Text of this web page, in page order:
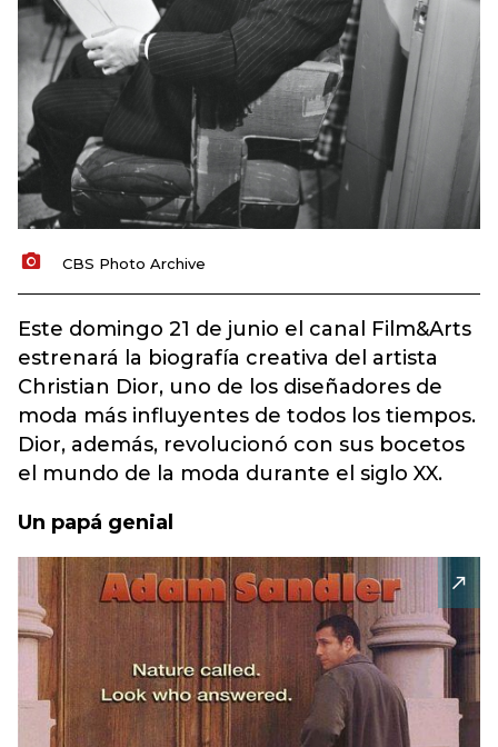
CBS Photo Archive
Este domingo 21 de junio el canal Film&Arts
estrenará la biografía creativa del artista
Christian Dior, uno de los diseñadores de
moda más influyentes de todos los tiempos.
Dior, además, revolucionó con sus bocetos
el mundo de la moda durante el siglo XX.
Un papá genial